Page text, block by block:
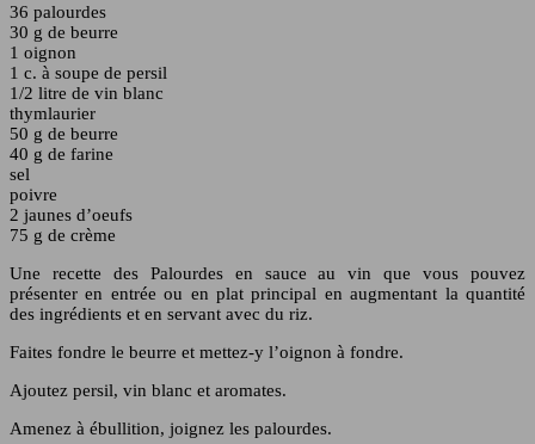
36 palourdes
30 g de beurre
1 oignon
1 c. à soupe de persil
1/2 litre de vin blanc
thymlaurier
50 g de beurre
40 g de farine
sel
poivre
2 jaunes d’oeufs
75 g de crème
Une recette des Palourdes en sauce au vin que vous pouvez
présenter en entrée ou en plat principal en augmentant la quantité
des ingrédients et en servant avec du riz.
Faites fondre le beurre et mettez-y l’oignon à fondre.
Ajoutez persil, vin blanc et aromates.
Amenez à ébullition, joignez les palourdes.